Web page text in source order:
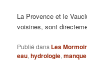
La Provence et le
voisines, sont
Publié dans Les
eau,hydrologie,manque